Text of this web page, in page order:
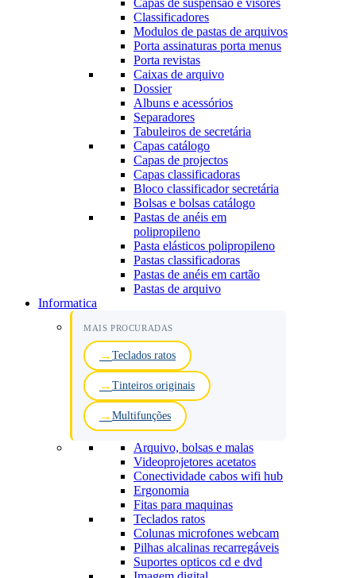
Capas de suspensão e visores
Classificadores
Modulos de pastas de arquivos
Porta assinaturas porta menus
Porta revistas
Caixas de arquivo
Dossier
Albuns e acessórios
Separadores
Tabuleiros de secretária
Capas catálogo
Capas de projectos
Capas classificadoras
Bloco classificador secretária
Bolsas e bolsas catálogo
Pastas de anéis em
polipropileno
Pasta elásticos polipropileno
Pastas classificadoras
Pastas de anéis em cartão
Pastas de arquivo
Informatica
MAIS PROCURADAS
Teclados ratos
Tinteiros originais
Multifunções
Arquivo, bolsas e malas
Videoprojetores acetatos
Conectividade cabos wifi hub
Ergonomia
Fitas para maquinas
Teclados ratos
Colunas microfones webcam
Pilhas alcalinas recarregáveis
Suportes opticos cd e dvd